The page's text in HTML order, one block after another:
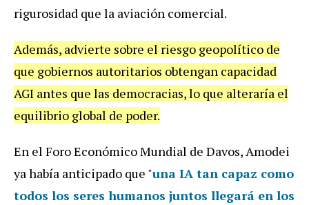
rigurosidad que la aviación comercial.
Además, advierte sobre el riesgo geopolítico de
que gobiernos autoritarios obtengan capacidad
AGI antes que las democracias, lo que alteraría el
equilibrio global de poder.
En el Foro Económico Mundial de Davos, Amodei
ya había anticipado que "una IA tan capaz como
todos los seres humanos juntos llegará en los